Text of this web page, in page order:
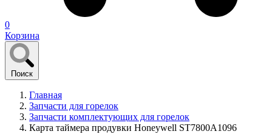
0
Корзина
Поиск
Главная
Запчасти для горелок
Запчасти комплектующих для горелок
Карта таймера продувки Honeywell ST7800A1096